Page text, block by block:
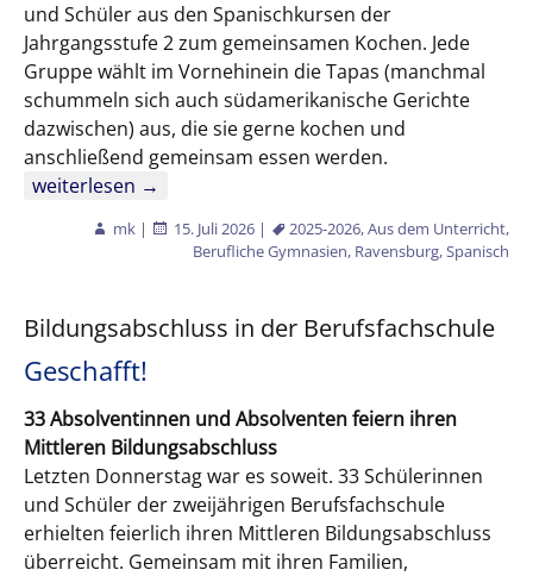
und Schüler aus den Spanischkursen der
Jahrgangsstufe 2 zum gemeinsamen Kochen. Jede
Gruppe wählt im Vornehinein die Tapas (manchmal
schummeln sich auch südamerikanische Gerichte
dazwischen) aus, die sie gerne kochen und
anschließend gemeinsam essen werden.
Croquetas, empanadas, pico del gallo und weitere
weiterlesen →
mk | 15. Juli 2026 | 2025-2026,Aus dem Unterricht,
Berufliche Gymnasien, Ravensburg,Spanisch
Bildungsabschluss in der Berufsfachschule
Geschafft!
33 Absolventinnen und Absolventen feiern ihren
Mittleren Bildungsabschluss
Letzten Donnerstag war es soweit. 33 Schülerinnen
und Schüler der zweijährigen Berufsfachschule
erhielten feierlich ihren Mittleren Bildungsabschluss
überreicht. Gemeinsam mit ihren Familien,